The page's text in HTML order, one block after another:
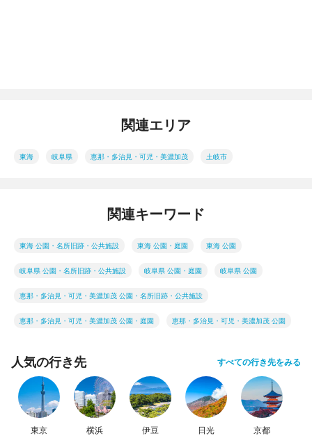
関連エリア
東海 岐阜県 恵那・多治見・可児・美濃加茂 土岐市
関連キーワード
東海 公園・名所旧跡・公共施設 東海 公園・庭園 東海 公園
岐阜県 公園・名所旧跡・公共施設 岐阜県 公園・庭園 岐阜県 公園
恵那・多治見・可児・美濃加茂 公園・名所旧跡・公共施設
恵那・多治見・可児・美濃加茂 公園・庭園 恵那・多治見・可児・美濃加茂 公園
人気の行き先 すべての行き先をみる
東京 横浜 伊豆 日光 京都